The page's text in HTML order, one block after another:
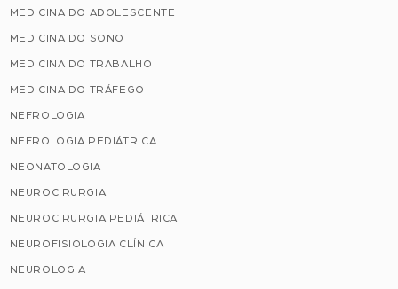
MEDICINA DO ADOLESCENTE
MEDICINA DO SONO
MEDICINA DO TRABALHO
MEDICINA DO TRÁFEGO
NEFROLOGIA
NEFROLOGIA PEDIÁTRICA
NEONATOLOGIA
NEUROCIRURGIA
NEUROCIRURGIA PEDIÁTRICA
NEUROFISIOLOGIA CLÍNICA
NEUROLOGIA